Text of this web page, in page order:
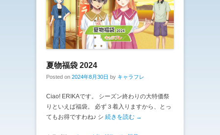
夏物福袋 2024
Posted on 2024年8月30日 by キャラフレ
Ciao! ERIKAです。 シーズン終わりの大特価祭
りといえば福袋。 必ず３着入りますから、とっ
てもお得ですわね♪ シ 続きを読む →